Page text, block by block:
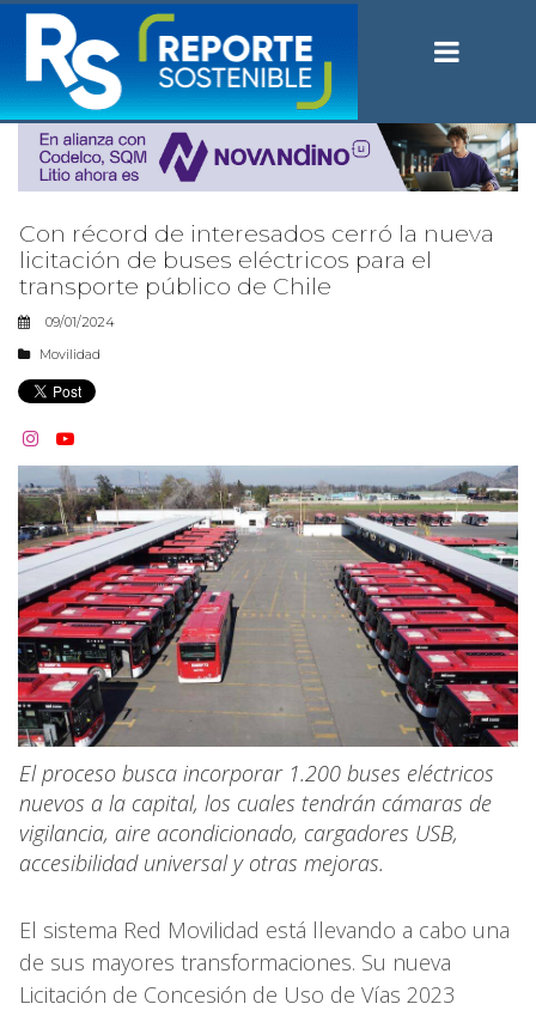
Con récord de interesados cerró la nueva
licitación de buses eléctricos para el
transporte público de Chile
09/01/2024
Movilidad
 
El proceso busca incorporar 1.200 buses eléctricos
nuevos a la capital, los cuales tendrán cámaras de
vigilancia, aire acondicionado, cargadores USB,
accesibilidad universal y otras mejoras.
El sistema Red Movilidad está llevando a cabo una
de sus mayores transformaciones. Su nueva
Licitación de Concesión de Uso de Vías 2023